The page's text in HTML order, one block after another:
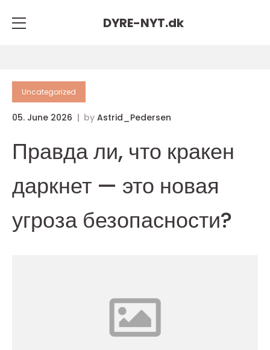
DYRE-NYT.dk
Uncategorized
05. June 2026 by Astrid_Pedersen
Правда ли, что кракен
даркнет — это новая
угроза безопасности?